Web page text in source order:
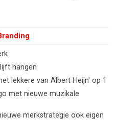
hangen
lekkere van Albert Heijn' op 1
met nieuwe muzikale
merkstrategie ook eigen